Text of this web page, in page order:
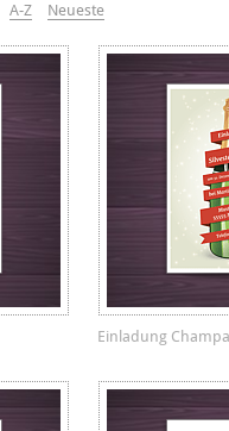
A-Z Neueste
Einladung